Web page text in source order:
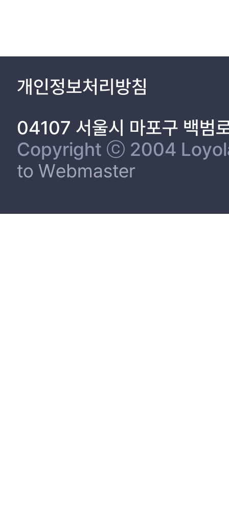
개인정보처리방침
04107 서울시 마포구 백범
Copyright ⓒ 2004
to Webmaster